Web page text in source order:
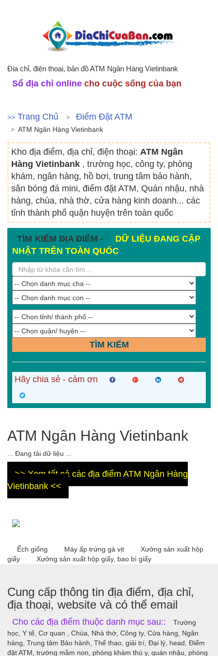
Địa chỉ, điện thoại, bản đồ ATM Ngân Hàng Vietinbank
Sổ địa chỉ online cho cuộc sống của bạn
>> Trang Chủ Điểm Đặt ATM
ATM Ngân Hàng Vietinbank
Kho địa điểm, địa chỉ, điện thoại: ATM Ngân
Hàng Vietinbank , trường học, công ty, phòng
khám, ngân hàng, hồ bơi, trung tâm bảo hành,
sân bóng đá mini, điểm đặt ATM, Quán nhậu, nhà
hàng, chùa, nhà thờ, cửa hàng kinh doanh... các
tỉnh thành phố quận huyện trên toàn quốc
TÌM KIẾM ĐỊA ĐIỂM -
DỮ LIỆU ĐANG CẬP
NHẬT TRÊN TOÀN QUỐC
TÌM KIẾM
Hãy chia sẻ - cảm ơn
ATM Ngân Hàng Vietinbank
... Đang tải dữ liệu ...
>> Xem tất cả các địa điểm ATM Ngân Hàng
Vietinbank <<
Ếch giống Máy ấp trứng gà vịt
Xưởng sản xuất hộp
giấy
Xưởng sản xuất hộp giấy, bao bì giấy
Cung cấp thông tin địa điểm, địa chỉ,
địa thoại, website và có thể email
Cho các địa điểm thuộc danh mục sau::
Trường
học, Y tế, Cơ quan , Chùa, Nhà thờ, Công ty, Cửa hàng, Ngân
hàng, Trung tâm Bảo hành, Thể thao, giải trí, Đại lý, head, Điểm
đặt ATM, trường mầm non, phòng khám thú y, quán nhậu, phòng